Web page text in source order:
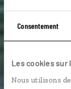
Consentement
Les cookies sur
Nous utilisons